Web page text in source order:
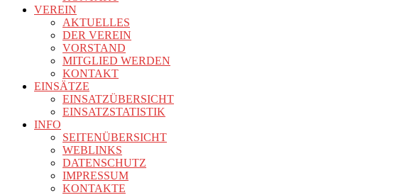
VEREIN
AKTUELLES
DER VEREIN
VORSTAND
MITGLIED WERDEN
KONTAKT
EINSÄTZE
EINSATZÜBERSICHT
EINSATZSTATISTIK
INFO
SEITENÜBERSICHT
WEBLINKS
DATENSCHUTZ
IMPRESSUM
KONTAKTE